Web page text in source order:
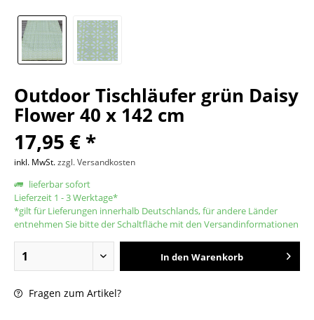
Outdoor Tischläufer grün Daisy
Flower 40 x 142 cm
17,95 € *
inkl. MwSt.zzgl. Versandkosten
lieferbar sofort
Lieferzeit 1 - 3 Werktage*
*gilt für Lieferungen innerhalb Deutschlands, für andere Länder
entnehmen Sie bitte der Schaltfläche mit den Versandinformationen
In den Warenkorb
Fragen zum Artikel?